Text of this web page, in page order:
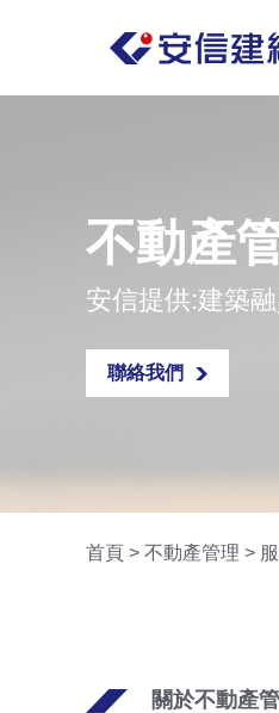
不動產
安信提供:建築
聯絡我們
首頁 > 不動產管理 >
關於不動產